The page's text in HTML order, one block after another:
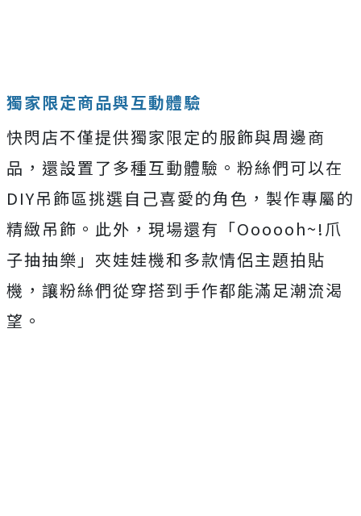
獨家限定商品與互動體驗
快閃店不僅提供獨家限定的服飾與周邊商
品，還設置了多種互動體驗。粉絲們可以在
DIY吊飾區挑選自己喜愛的角色，製作專屬的
精緻吊飾。此外，現場還有「Oooooh~!爪
子抽抽樂」夾娃娃機和多款情侶主題拍貼
機，讓粉絲們從穿搭到手作都能滿足潮流渴
望。